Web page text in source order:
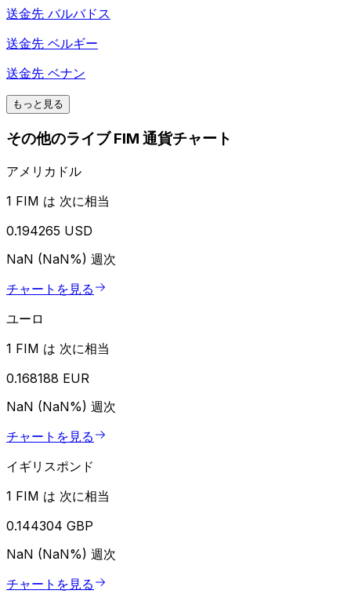
送金先 バルバドス
送金先 ベルギー
送金先 ベナン
もっと見る
その他のライブ FIM 通貨チャート
アメリカドル
1 FIM は 次に相当
0.194265 USD
NaN (NaN%) 週次
チャートを見る
ユーロ
1 FIM は 次に相当
0.168188 EUR
NaN (NaN%) 週次
チャートを見る
イギリスポンド
1 FIM は 次に相当
0.144304 GBP
NaN (NaN%) 週次
チャートを見る